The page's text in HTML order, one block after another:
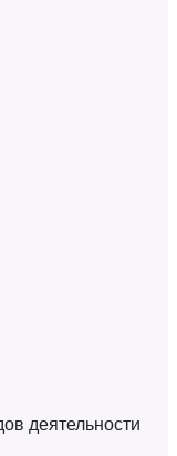
деятельности